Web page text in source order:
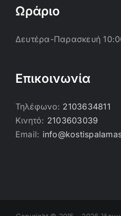
Ωράριο
Δευτέρα-Παρασκευή
Επικοινωνία
Τηλέφωνο: 2103634811
Κινητό: 2103603039
Email: